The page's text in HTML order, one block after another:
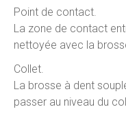
Point de contact.
La zone de contact
nettoyée avec la
Collet.
La brosse à dent
passer au niveau du